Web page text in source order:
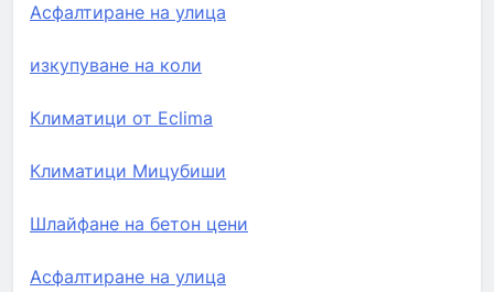
Асфалтиране на улица
изкупуване на коли
Климатици от Eclima
Климатици Мицубиши
Шлайфане на бетон цени
Асфалтиране на улица